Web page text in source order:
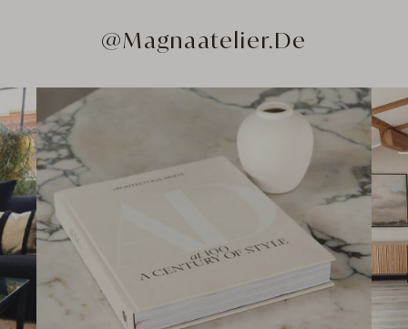
@Magnaatelier.de